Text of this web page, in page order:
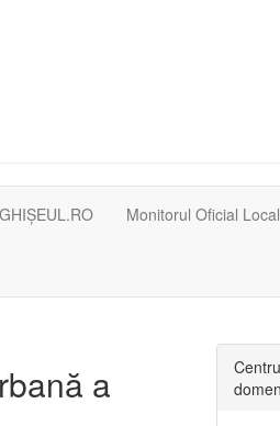
GHIȘEUL.RO Monitorul Oficial Local
a